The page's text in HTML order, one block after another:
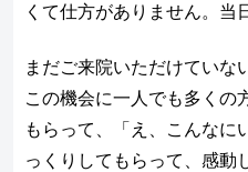
くて仕方がありません。当
まだご来院いただけていな
この機会に一人でも多くの
もらって、「え、こんなに
っくりしてもらって、感動